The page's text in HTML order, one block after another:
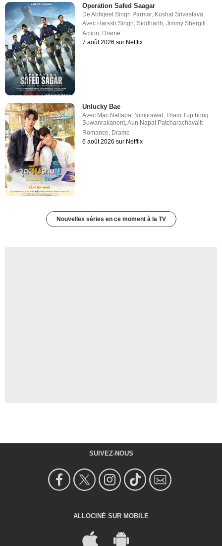
Operation Safed Saagar
DeAbhijeet Singh Parmar, Kushal Srivastava
Avec Harssh Singh ,Siddharth ,Jimmy Shergill
Action Drame
7 août 2026 sur Netflix
Unlucky Bae
Avec Mac Nattapat Nimjirawat,Tham Tupthong
Suwanrakanont,Aun Napat Patcharachavalit
Romance, Drame
6 août 2026 sur Netflix
Nouvelles séries en ce moment à la TV
SUIVEZ-NOUS
ALLOCINÉ SUR MOBILE